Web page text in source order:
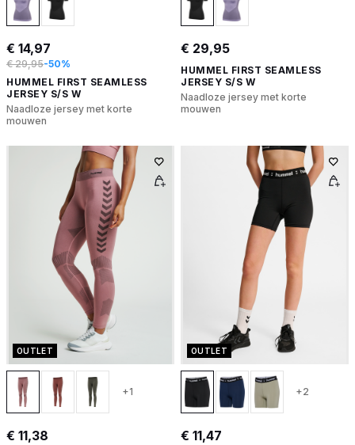
€ 14,97
€ 29,95-50%
HUMMEL FIRST SEAMLESS
JERSEY S/S W
Naadloze jersey met korte
mouwen
€ 29,95
HUMMEL FIRST SEAMLESS
JERSEY S/S W
Naadloze jersey met korte
mouwen
OUTLET
+1
€ 11,38
OUTLET
+2
€ 11,47